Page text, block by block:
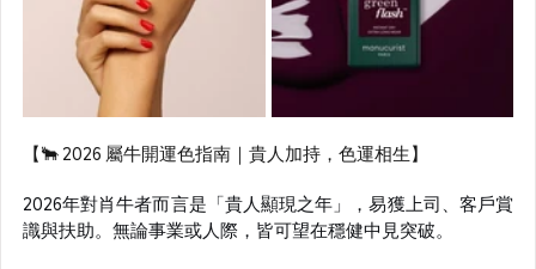
【🐂 2026 屬牛開運色指南｜貴人加持，色運相生】
2026年對肖牛者而言是「貴人顯現之年」，易獲上司、客戶賞
識與扶助。無論事業或人際，皆可望在穩健中見突破。